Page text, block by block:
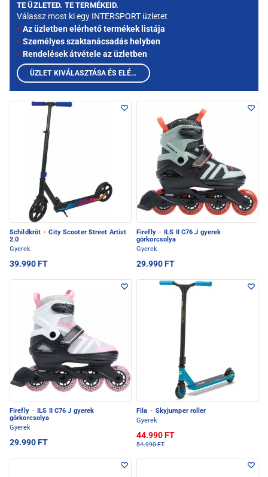
Schildkröt · City Scooter Street Artist
2.0
Gyerek
39.990 FT
Firefly ·
ILS II C76 J gyerek
görkorcsolya
Gyerek
29.990 FT
Firefly ·
ILS II C76 J gyerek
görkorcsolya
Gyerek
29.990 FT
Fila · Skyjumper roller
Gyerek
44.990 FT
54.990 FT
TE ÜZLETED. TE TERMÉKEID.
Válassz most ki egy INTERSPORT üzletet
Az üzletben elérhető termékek listája
Személyes szaktanácsadás helyben
Rendelések átvétele az üzletben
ÜZLET KIVÁLASZTÁSA ÉS ELÉRHETŐ TERMÉKEK MEGTEKINTÉSE